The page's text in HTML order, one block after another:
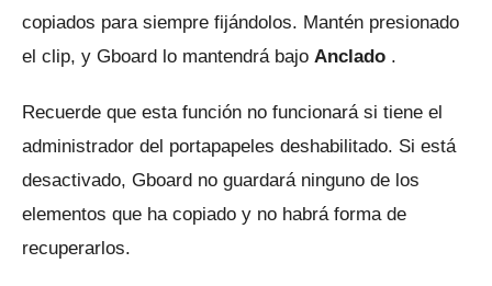
copiados para siempre fijándolos. Mantén presionado
el clip, y Gboard lo mantendrá bajo Anclado .
Recuerde que esta función no funcionará si tiene el
administrador del portapapeles deshabilitado. Si está
desactivado, Gboard no guardará ninguno de los
elementos que ha copiado y no habrá forma de
recuperarlos.